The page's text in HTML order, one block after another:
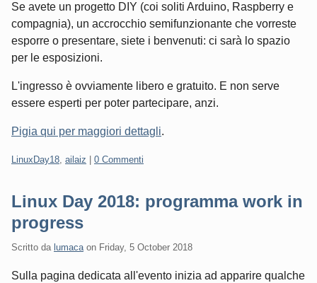
Se avete un progetto DIY (coi soliti Arduino, Raspberry e
compagnia), un accrocchio semifunzionante che vorreste
esporre o presentare, siete i benvenuti: ci sarà lo spazio
per le esposizioni.
L'ingresso è ovviamente libero e gratuito. E non serve
essere esperti per poter partecipare, anzi.
Pigia qui per maggiori dettagli.
Categorie:
LinuxDay18, ailaiz 0 Commenti
Linux Day 2018: programma work in
progress
Scritto da lumacaon Friday, 5 October 2018
Sulla pagina dedicata all'evento inizia ad apparire qualche